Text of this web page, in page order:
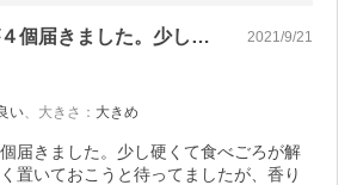
大きいメロンが４個届きました。少し硬く… 2021/9/21
い、 大きさ ： 大きめ
届きました。少し硬くて食べごろが解
置いておこうと待ってましたが、香り